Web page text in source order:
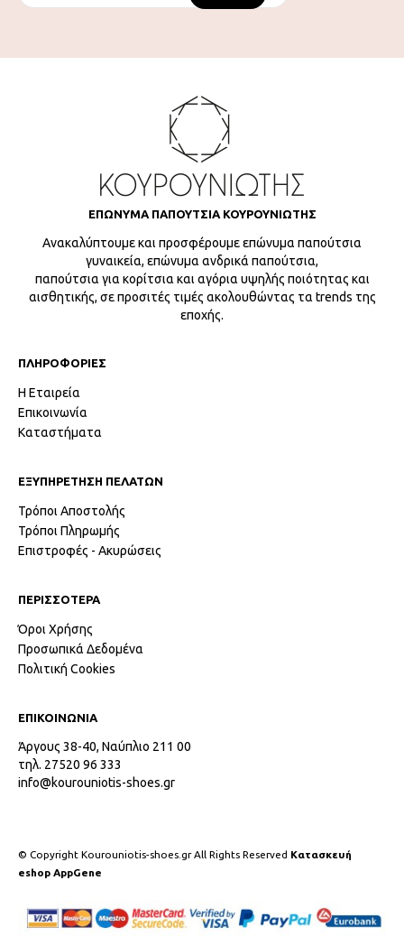
ΕΠΩΝΥΜΑ ΠΑΠΟΥΤΣΙΑ ΚΟΥΡΟΥΝΙΩΤΗΣ
Ανακαλύπτουμε και προσφέρουμε επώνυμα παπούτσια
γυναικεία, επώνυμα ανδρικά παπούτσια,
παπούτσια για κορίτσια και αγόρια υψηλής ποιότητας και
αισθητικής, σε προσιτές τιμές ακολουθώντας τα trends της
εποχής.
ΠΛΗΡΟΦΟΡΙΕΣ
Η Εταιρεία
Επικοινωνία
Καταστήματα
ΕΞΥΠΗΡΕΤΗΣΗ ΠΕΛΑΤΩΝ
Τρόποι Αποστολής
Τρόποι Πληρωμής
Επιστροφές - Ακυρώσεις
ΠΕΡΙΣΣΟΤΕΡΑ
Όροι Χρήσης
Προσωπικά Δεδομένα
Πολιτική Cookies
ΕΠΙΚΟΙΝΩΝΙΑ
Άργους 38-40, Ναύπλιο 211 00
τηλ. 27520 96 333
info@kourouniotis-shoes.gr
© Copyright Kourouniotis-shoes.gr All Rights Reserved Κατασκευή
eshop AppGene